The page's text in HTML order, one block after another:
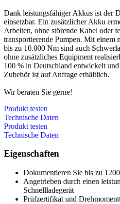
Dank leistungsfähiger Akkus ist der
einsetzbar. Ein zusätzlicher Akku
Arbeiten, ohne störende Kabel oder
transportierende Pumpen. Mit einem
bis zu 10.000 Nm sind auch
ohne zusätzliches Equipment
100 % in Deutschland entwickelt
Zubehör ist auf Anfrage erhältlich.
Wir beraten Sie gerne!
Produkt testen
Technische Daten
Produkt testen
Technische Daten
Eigenschaften
Dokumentieren Sie bis zu
Angetrieben durch einen
Schnellladegerät
Prüfzertifikat und